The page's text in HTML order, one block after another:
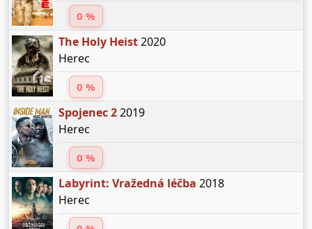
0 %
The Holy Heist2020
Herec
0 %
Spojenec 22019
Herec
0 %
Labyrint: Vražedná léčba 2018
Herec